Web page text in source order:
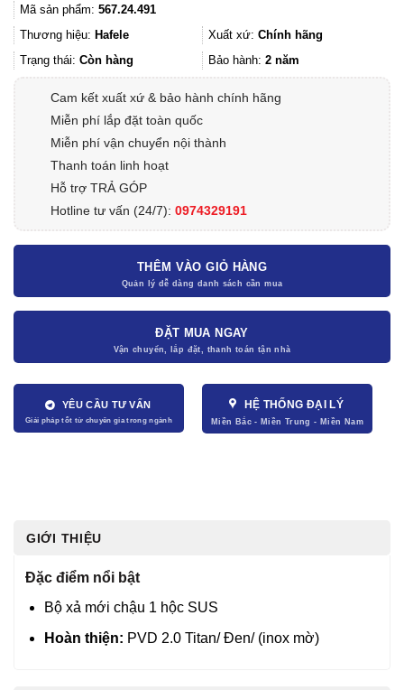
781.000₫.là:
590.000₫.
Mã sản phẩm: 567.24.491
Thương hiệu: Hafele Xuất xứ: Chính hãng
Trạng thái: Còn hàng Bảo hành: 2 năm
Cam kết xuất xứ & bảo hành chính hãng
Miễn phí lắp đặt toàn quốc
Miễn phí vận chuyển nội thành
Thanh toán linh hoạt
Hỗ trợ TRẢ GÓP
Hotline tư vấn (24/7): 0974329191
THÊM VÀO GIỎ HÀNG
ĐẶT MUA NGAY
YÊU CẦU TƯ VẤN HỆ THỐNG ĐẠI LÝ
GIỚI THIỆU
Đặc điểm nổi bật
Bộ xả mới chậu 1 hộc SUS
Hoàn thiện: PVD 2.0 Titan/ Đen/ (inox mờ)